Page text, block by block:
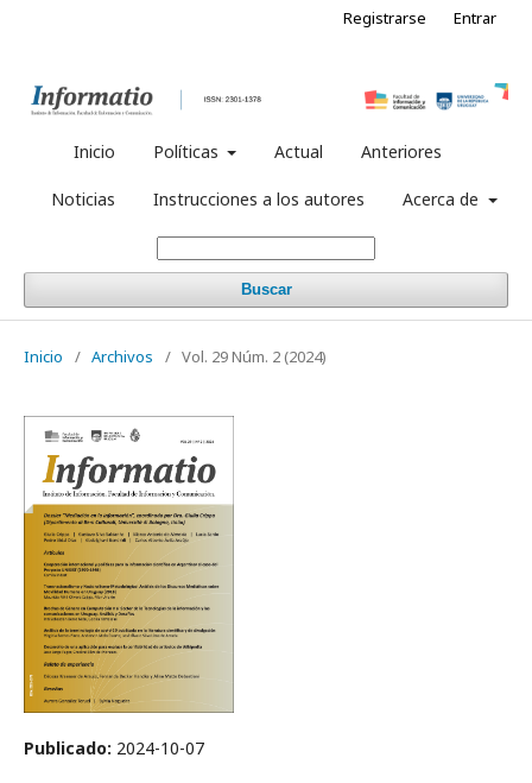
Inicio Políticas Actual Anteriores
Noticias Instrucciones a los autores Acerca de
Buscar
Registrarse Entrar
Inicio / Archivos / Vol. 29 Núm. 2 (2024)
Publicado: 2024-10-07